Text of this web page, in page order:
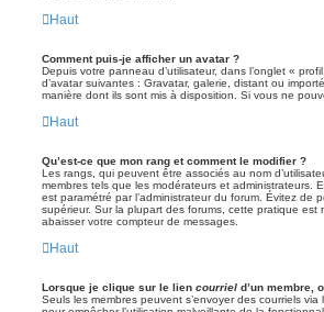
Haut
Comment puis-je afficher un avatar ?
Depuis votre panneau d’utilisateur, dans l’onglet «
d’avatar suivantes : Gravatar, galerie, distant ou
manière dont ils sont mis à disposition. Si vous ne
Haut
Qu’est-ce que mon rang et comment le modifier ?
Les rangs, qui peuvent être associés au nom
membres tels que les modérateurs et administrateurs.
est paramétré par l’administrateur du forum. Évitez
supérieur. Sur la plupart des forums, cette pratique
abaisser votre compteur de messages.
Haut
Lorsque je clique sur le lien courriel d’un membre,
Seuls les membres peuvent s’envoyer des courriels